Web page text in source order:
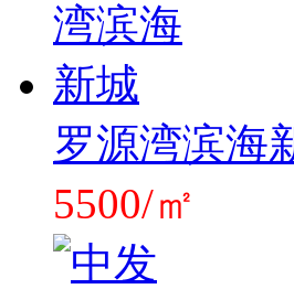
罗源湾滨海
5500/㎡